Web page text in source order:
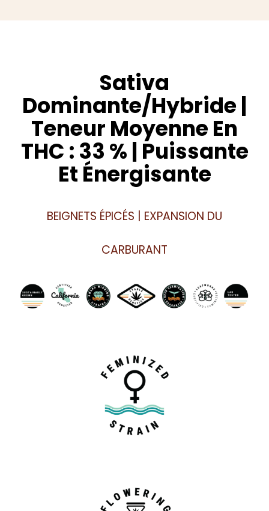
Sativa
Dominante/hybride |
Teneur Moyenne En
THC : 33 % | Puissante
Et Énergisante
BEIGNETS ÉPICÉS | EXPANSION DU
CARBURANT